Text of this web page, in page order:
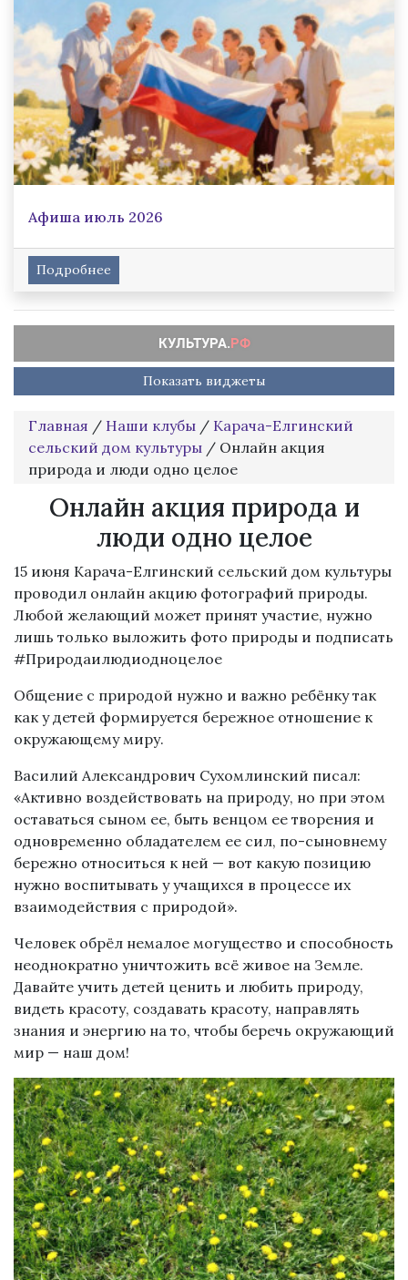
Афиша июль 2026
Подробнее
Показать виджеты
Главная / Наши клубы / Карача-Елгинский
сельский дом культуры / Онлайн акция
природа и люди одно целое
Онлайн акция природа и
люди одно целое
15 июня Карача-Елгинский сельский дом культуры
проводил онлайн акцию фотографий природы.
Любой желающий может принят участие, нужно
лишь только выложить фото природы и подписать
#Природаилюдиодноцелое
Общение с природой нужно и важно ребёнку так
как у детей формируется бережное отношение к
окружающему миру.
Василий Александрович Сухомлинский писал:
«Активно воздействовать на природу, но при этом
оставаться сыном ее, быть венцом ее творения и
одновременно обладателем ее сил, по-сыновнему
бережно относиться к ней — вот какую позицию
нужно воспитывать у учащихся в процессе их
взаимодействия с природой».
Человек обрёл немалое могущество и способность
неоднократно уничтожить всё живое на Земле.
Давайте учить детей ценить и любить природу,
видеть красоту, создавать красоту, направлять
знания и энергию на то, чтобы беречь окружающий
мир — наш дом!